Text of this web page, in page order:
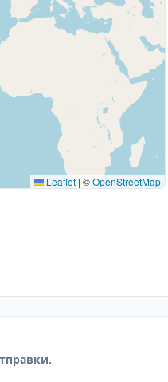
Leaflet | ©OpenStreetMap